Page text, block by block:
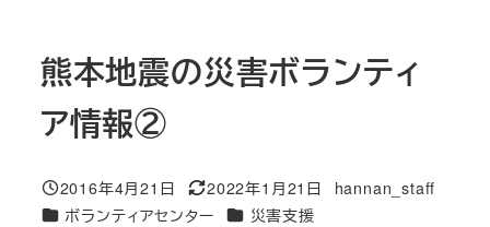
熊本地震の災害ボランティ
ア情報②
投稿日
2016年4月21日
更新日
2022年1月21日
著
hannan_staff
カテゴリー
ボランティアセンター カテゴリー
災害支援